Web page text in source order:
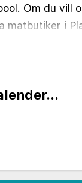
Om du vill
matbutiker i
av solsängar